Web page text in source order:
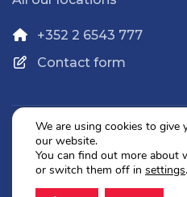
+352 2 6543 777
Contact form
Legal
We are using cookies to give
our website.
You can find out more about
or switch them off in settings.